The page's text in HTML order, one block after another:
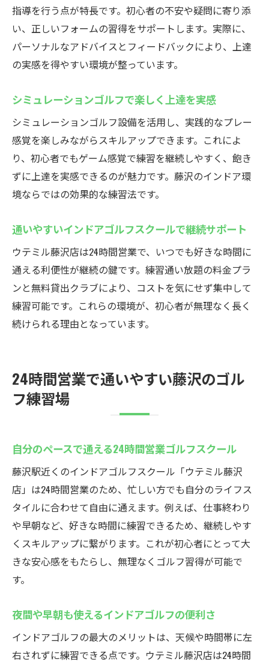
初めてでも馴染みやすいインドアゴルフ練
習場
藤沢の24時間営業インドアゴルフでスキルアッ
プ
24時間いつでも練習できる環境で上達を実
シミュレーションゴルフで正確なフォーム
解析が可能
インドアゴルフスクールの継続利用で着実
なスキル向上
最新設備とマンツーマン指導で効率アップ
インドアゴルフで無理なく目標達成を目指
す
指導を行う点が特長です。初心者の不安や疑問に寄り添
い、正しいフォームの習得をサポートします。実際に、
パーソナルなアドバイスとフィードバックにより、上達
の実感を得やすい環境が整っています。
シミュレーションゴルフで楽しく上達を実感
シミュレーションゴルフ設備を活用し、実践的なプレー
感覚を楽しみながらスキルアップできます。これによ
り、初心者でもゲーム感覚で練習を継続しやすく、飽き
ずに上達を実感できるのが魅力です。藤沢のインドア環
境ならではの効果的な練習法です。
通いやすいインドアゴルフスクールで継続サポート
ウテミル藤沢店は24時間営業で、いつでも好きな時間に
通える利便性が継続の鍵です。練習通い放題の料金プラ
ンと無料貸出クラブにより、コストを気にせず集中して
練習可能です。これらの環境が、初心者が無理なく長く
続けられる理由となっています。
24時間営業で通いやすい藤沢のゴル
フ練習場
自分のペースで通える24時間営業ゴルフスクール
藤沢駅近くのインドアゴルフスクール「ウテミル藤沢
店」は24時間営業のため、忙しい方でも自分のライフス
タイルに合わせて自由に通えます。例えば、仕事終わり
や早朝など、好きな時間に練習できるため、継続しやす
くスキルアップに繋がります。これが初心者にとって大
きな安心感をもたらし、無理なくゴルフ習得が可能で
す。
夜間や早朝も使えるインドアゴルフの便利さ
インドアゴルフの最大のメリットは、天候や時間帯に左
右されずに練習できる点です。ウテミル藤沢店は24時間